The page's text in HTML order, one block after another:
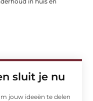
sluit je nu
jouw ideeën te delen